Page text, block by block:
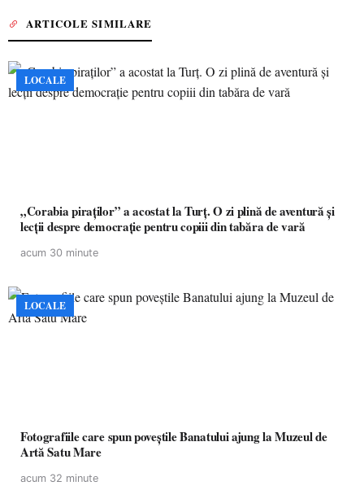
ARTICOLE SIMILARE
LOCALE
„Corabia piraților” a acostat la Turț. O zi plină de aventură și
lecții despre democrație pentru copiii din tabăra de vară
acum 30 minute
LOCALE
Fotografiile care spun poveștile Banatului ajung la Muzeul de
Artă Satu Mare
acum 32 minute